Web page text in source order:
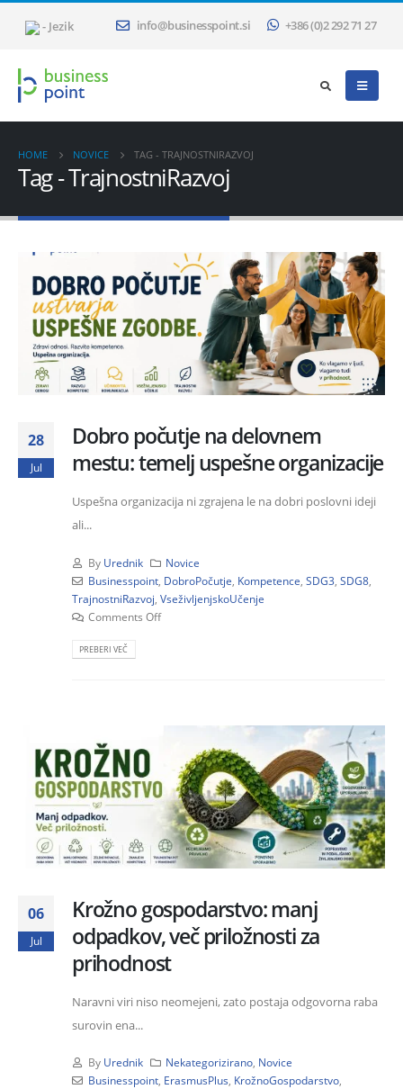
- Jezik info@businesspoint.si +386 (0)2 292 71 27
HOME NOVICE TAG - TRAJNOSTNIRAZVOJ
Tag - TrajnostniRazvoj
28
Jul
Dobro počutje na delovnem
mestu: temelj uspešne organizacije
Uspešna organizacija ni zgrajena le na dobri poslovni ideji
ali...
By Urednik
Novice
Businesspoint, DobroPočutje Kompetence SDG3 SDG8,
TrajnostniRazvoj VseživljenjskoUčenje
Comments Off
PREBERI VEČ
06
Jul
Krožno gospodarstvo: manj
odpadkov, več priložnosti za
prihodnost
Naravni viri niso neomejeni, zato postaja odgovorna raba
surovin ena...
By Urednik Nekategorizirano, Novice
Businesspoint, ErasmusPlus, KrožnoGospodarstvo,